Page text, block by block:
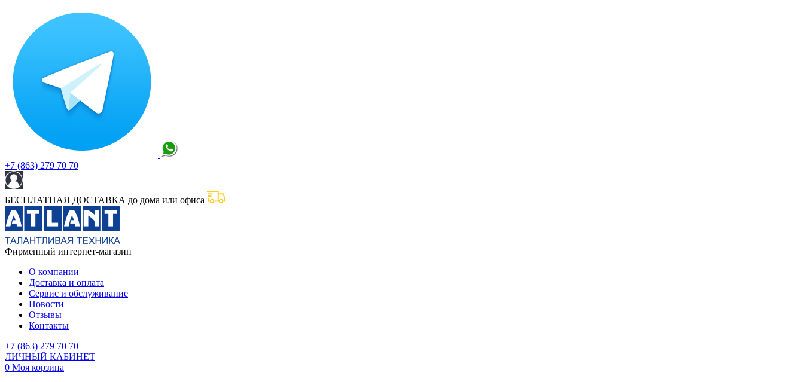
+7 (863) 279 70 70
БЕСПЛАТНАЯ ДОСТАВКА до дома или офиса
Фирменный интернет-магазин
О компании
Доставка и оплата
Сервис и обслуживание
Новости
Отзывы
Контакты
+7 (863) 279 70 70
ЛИЧНЫЙ КАБИНЕТ
0 Моя корзина